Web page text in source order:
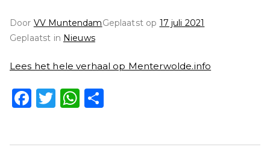
Door VV MuntendamGeplaatst op 17 juli 2021
Geplaatst in Nieuws
Lees het hele verhaal op Menterwolde.info
F
T
W